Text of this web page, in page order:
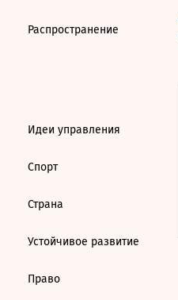
Распространение
Идеи управления
Спорт
Страна
Устойчивое развитие
Право